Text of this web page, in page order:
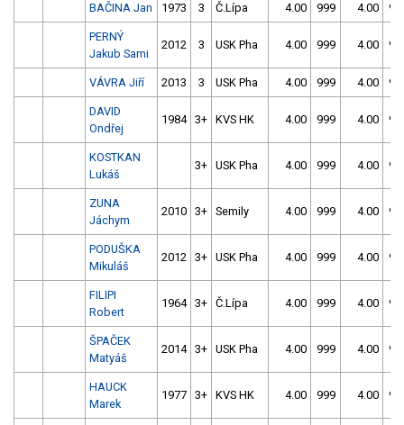
BAČINA Jan 1973 3 Č.Lípa 4.00 999 4.00
PERNÝ
Jakub Sami
2012 3 USK Pha 4.00 999 4.00
VÁVRA Jiří 2013 3 USK Pha 4.00 999 4.00
DAVID
Ondřej
1984 3+ KVS HK 4.00 999 4.00
KOSTKAN
Lukáš
3+ USK Pha 4.00 999 4.00
ZUNA
Jáchym
2010 3+ Semily 4.00 999 4.00
PODUŠKA
Mikuláš
2012 3+ USK Pha 4.00 999 4.00
FILIPI
Robert
1964 3+ Č.Lípa 4.00 999 4.00
ŠPAČEK
Matyáš
2014 3+ USK Pha 4.00 999 4.00
HAUCK
Marek
1977 3+ KVS HK 4.00 999 4.00